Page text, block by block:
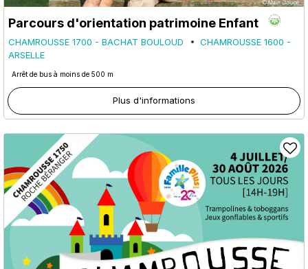
Parcours d'orientation patrimoine Enfant
CHAMROUSSE 1700 - BACHAT BOULOUD
CHAMROUSSE 1600 -
ARSELLE
Arrêt de bus à moins de 500 m
Plus d'informations